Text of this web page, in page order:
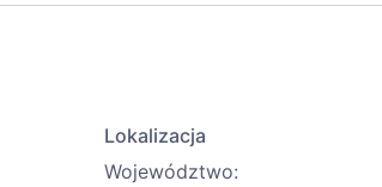
Lokalizacja
Województwo: